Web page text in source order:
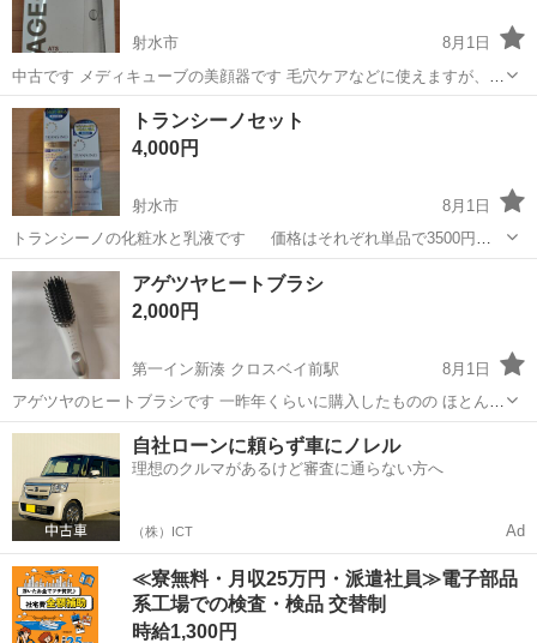
射水市
8月1日
中古です メディキューブの美顔器です 毛穴ケアなどに使えますが、割
とパチパチ刺激があるので続けられる自信のある方にはオススメ Cタ
イプで充電可能（付属ケーブル未使用です） 興味ある方はブランドサ
イトで詳細や使い方などご確認...
富山 射水市 美顔器
トランシーノセット
4,000円
射水市
8月1日
トランシーノの化粧水と乳液です 価格はそれぞれ単品で3500円ほ
どのようです お渡しは射水市明文堂 もしくは中曽根のムサシ近辺にて
夜間のお渡しは基本❌️です ほかにも出品してますので、よければ覗い
てみてください
富山 射水市 スキンケア 化粧水
アゲツヤヒートブラシ
2,000円
第一イン新湊 クロスベイ前駅
8月1日
アゲツヤのヒートブラシです 一昨年くらいに購入したものの ほとんど
使ってません 気になる方はどうでしょうか？ 巾着付き 希望者多数の
場合はまとめてほかのもを購入いただける方や、返信の早い方を優先
させていただきます お...
富山 射水市 第一イン新湊 クロスベイ前駅
ヒートブラシ
自社ローンに頼らず車にノレル
理想のクルマがあるけど審査に通らない方へ
（株）ICT Ad
≪寮無料・月収25万円・派遣社員≫電子部品
系工場での検査・検品 交替制
時給1,300円